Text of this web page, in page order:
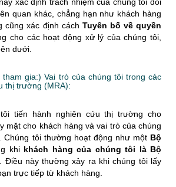
quan khác, chẳng hạn như khách hàng
cũng xác định cách Tuyên bố về quyền
cho các hoạt động xử lý của chúng tôi,
dưới.
gia:) Vai trò của chúng tôi trong các
thị trường (MRA):
tiến hành nghiên cứu thị trường cho
mặt cho khách hàng và vai trò của chúng
Chúng tôi thường hoạt động như một Bộ
khi khách hàng của chúng tôi là Bộ
. Điều này thường xảy ra khi chúng tôi lấy
trực tiếp từ khách hàng.